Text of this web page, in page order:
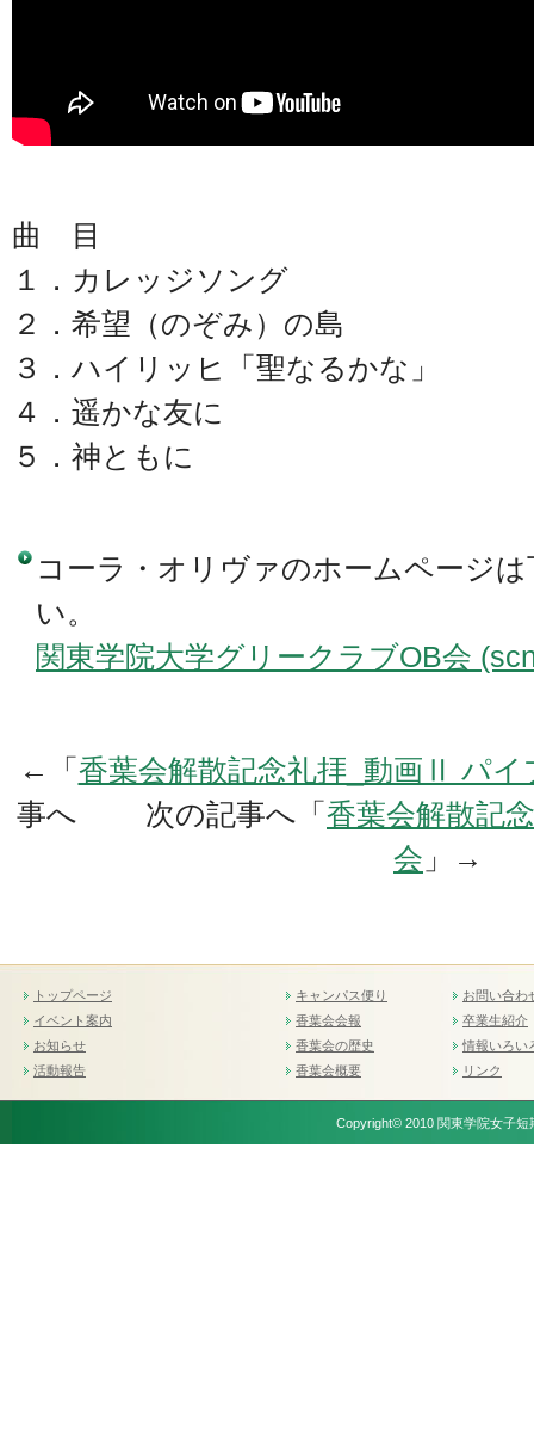
曲 目
１．カレッジソング
２．希望（のぞみ）の島
３．ハイリッヒ「聖なるかな」
４．遥かな友に
５．神ともに
コーラ・オリヴァのホームページ
い。
関東学院大学グリークラブOB会
←「 香葉会解散記念礼拝_動画Ⅱ パイ
事へ 次の記事へ「 香葉会解散記
会 」→
トップページ
イベント案内
お知らせ
活動報告
キャンパス便り
香葉会会報
香葉会の歴史
香葉会概要
お問い合わ
卒業生紹介
情報いろい
リンク
Copyright© 2010 関東学院女子